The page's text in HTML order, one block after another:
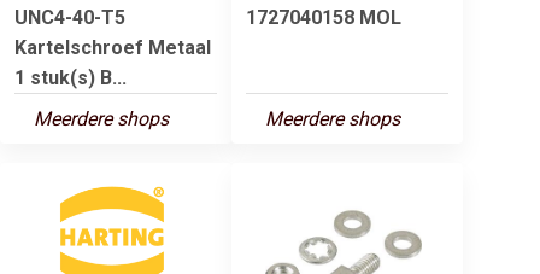
UNC4-40-T5
Kartelschroef Metaal
1 stuk(s) B...
Meerdere shops
1727040158 MOL
Meerdere shops